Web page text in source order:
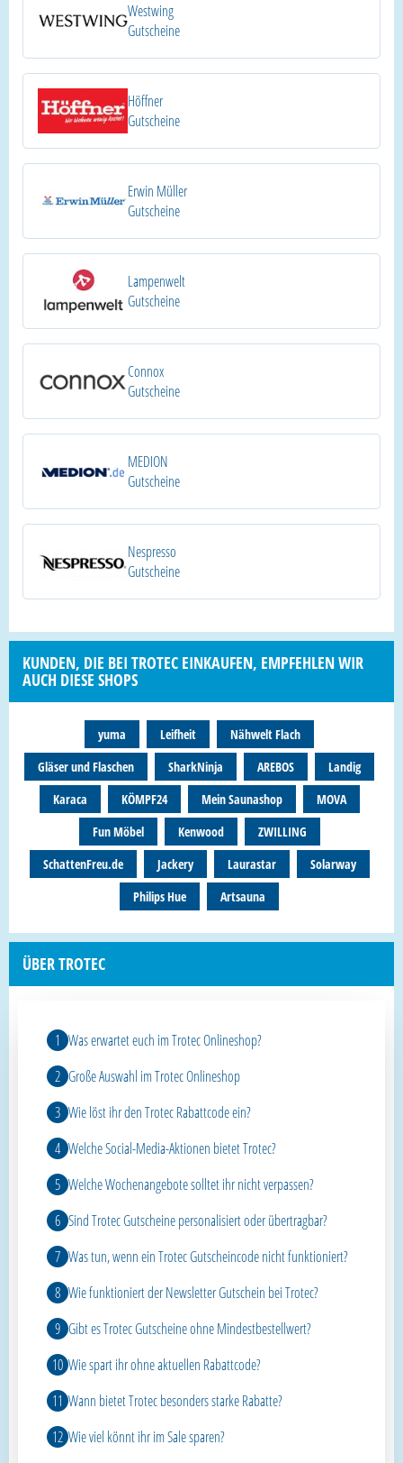
Westwing
Gutscheine
Höffner
Gutscheine
Erwin Müller
Gutscheine
Lampenwelt
Gutscheine
Connox
Gutscheine
MEDION
Gutscheine
Nespresso
Gutscheine
KUNDEN, DIE BEI TROTEC EINKAUFEN, EMPFEHLEN WIR
AUCH DIESE SHOPS
yuma Leifheit
Nähwelt Flach
Gläser und Flaschen
SharkNinja AREBOS
Landig
Karaca
KÖMPF24 Mein Saunashop
MOVA
Fun Möbel
Kenwood
ZWILLING
SchattenFreu.de
Jackery Laurastar
Solarway
Philips Hue
Artsauna
ÜBER TROTEC
Was erwartet euch im Trotec Onlineshop?
Große Auswahl im Trotec Onlineshop
Wie löst ihr den Trotec Rabattcode ein?
Welche Social-Media-Aktionen bietet Trotec?
Welche Wochenangebote solltet ihr nicht verpassen?
Sind Trotec Gutscheine personalisiert oder übertragbar?
Was tun, wenn ein Trotec Gutscheincode nicht funktioniert?
Wie funktioniert der Newsletter Gutschein bei Trotec?
Gibt es Trotec Gutscheine ohne Mindestbestellwert?
Wie spart ihr ohne aktuellen Rabattcode?
Wann bietet Trotec besonders starke Rabatte?
Wie viel könnt ihr im Sale sparen?